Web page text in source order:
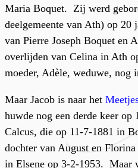
Maria Boquet. Zij werd
deelgemeente van Ath) op 20
van Pierre Joseph Boquet en
overlijden van Celina in Ath
moeder, Adèle, weduwe, nog
Maar Jacob is naar het
huwde nog een derde keer
Calcus, die op 11-7-1881 in
dochter van August en
in Elsene op 3-2-1953. Maar